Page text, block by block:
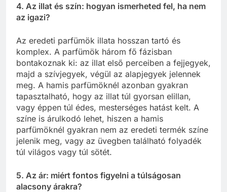
4. Az illat és szín: hogyan ismerheted fel, ha nem
az igazi?
Az eredeti parfümök illata hosszan tartó és
komplex. A parfümök három fő fázisban
bontakoznak ki: az illat első perceiben a fejjegyek,
majd a szívjegyek, végül az alapjegyek jelennek
meg. A hamis parfümöknél azonban gyakran
tapasztalható, hogy az illat túl gyorsan elillan,
vagy éppen túl édes, mesterséges hatást kelt. A
színe is árulkodó lehet, hiszen a hamis
parfümöknél gyakran nem az eredeti termék színe
jelenik meg, vagy az üvegben található folyadék
túl világos vagy túl sötét.
5. Az ár: miért fontos figyelni a túlságosan
alacsony árakra?